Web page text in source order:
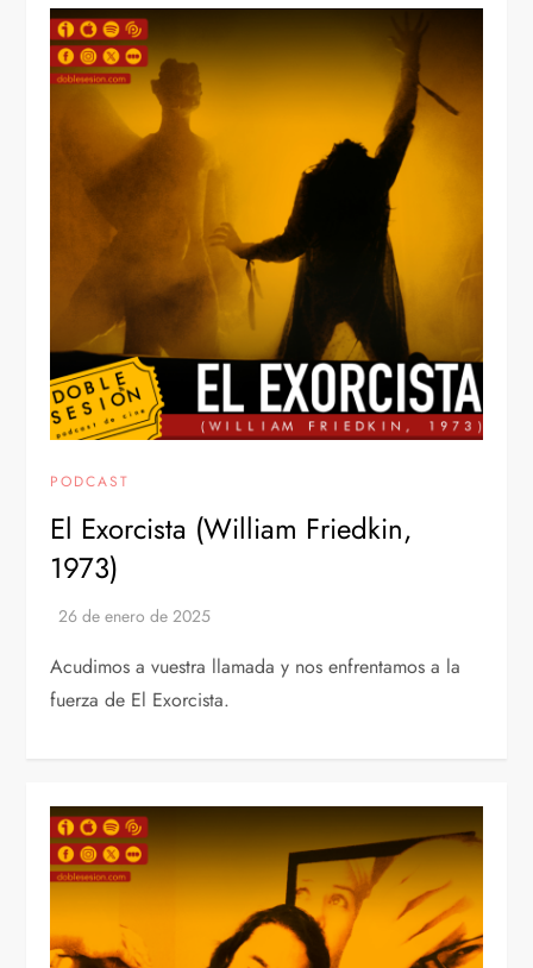
PODCAST
El Exorcista (William Friedkin,
1973)
Acudimos a vuestra llamada y nos enfrentamos a la
fuerza de El Exorcista.